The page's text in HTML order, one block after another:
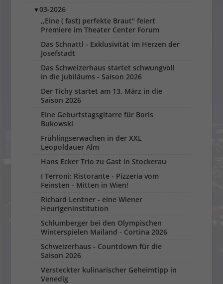
▼03-2026
,,Eine ( fast) perfekte Braut" feiert
Premiere im Theater Center Forum
Das Schnattl - Exklusivität im Herzen der
Josefstadt
Das Schweizerhaus startet schwungvoll
in die Jubiläums - Saison 2026
Der Tichy startet am 13. März in die
Saison 2026
Eine Geburtstagsgitarre für Boris
Bukowski
Frühlingserwachen in der XXL
Leopoldauer Alm
Hans Ecker Trio zu Gast in Stockerau
I Terroni: Ristorante - Pizzeria vom
Feinsten - Mitten in Wien!
Richard Lentner - eine Wiener
Heurigeninstitution
Schlumberger bei den Olympischen
Winterspielen Mailand - Cortina 2026
Schweizerhaus - Countdown für die
Saison 2026
Versteckter kulinarischer Geheimtipp in
Venedig